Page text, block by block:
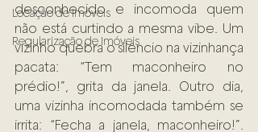
Locação de Imóveis
Regularização de Imóveis
desconhecido e incomoda quem
não está curtindo a mesma vibe. Um
vizinho quebra o silêncio na vizinhança
pacata: “Tem maconheiro no
prédio!”, grita da janela. Outro dia,
uma vizinha incomodada também se
irrita: “Fecha a janela, maconheiro!”.